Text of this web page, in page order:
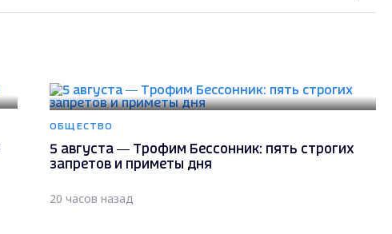
ОБЩЕСТВО
5 августа — Трофим Бессонник: пять строгих
запретов и приметы дня
20 часов назад